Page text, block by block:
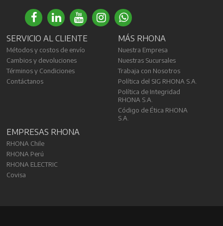
SERVICIO AL CLIENTE
Métodos y costos de envío
Cambios y devoluciones
Términos y Condiciones
Contáctanos
MÁS RHONA
Nuestra Empresa
Nuestras Sucursales
Trabaja con Nosotros
Política del SIG RHONA S.A.
Política de Integridad
RHONA S.A.
Código de Ética RHONA
S.A.
EMPRESAS RHONA
RHONA Chile
RHONA Perú
RHONA ELECTRIC
Covisa